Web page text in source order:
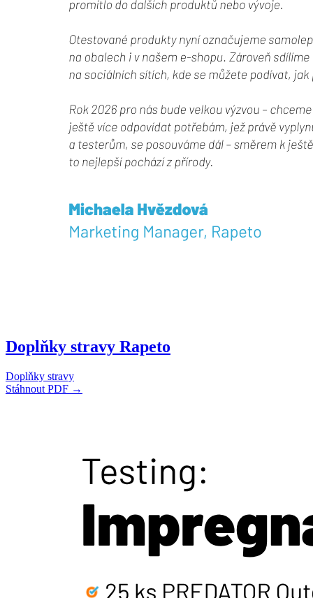
Doplňky stravy Rapeto
Doplňky stravy
Stáhnout PDF →